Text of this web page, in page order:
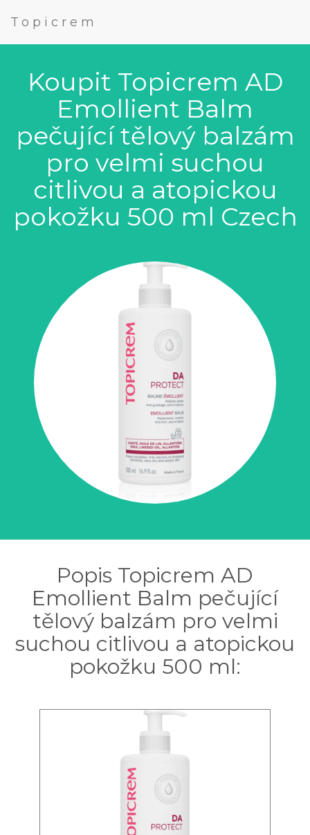
Topicrem
Koupit Topicrem AD
Emollient Balm
pečující tělový balzám
pro velmi suchou
citlivou a atopickou
pokožku 500 ml Czech
Popis Topicrem AD
Emollient Balm pečující
tělový balzám pro velmi
suchou citlivou a atopickou
pokožku 500 ml: